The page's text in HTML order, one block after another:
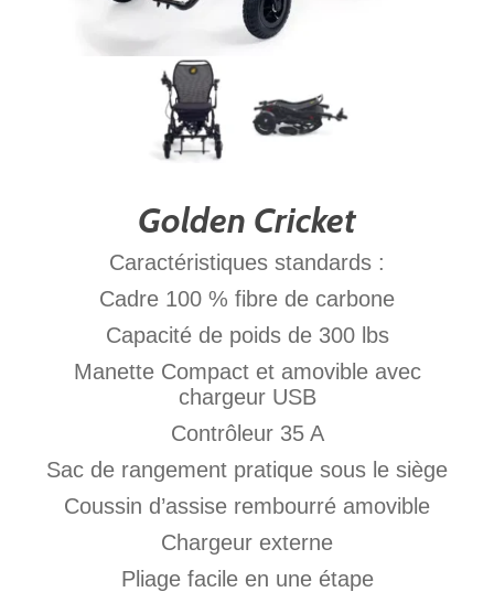
Golden Cricket
Caractéristiques standards :
Cadre 100 % fibre de carbone
Capacité de poids de 300 lbs
Manette Compact et amovible avec
chargeur USB
Contrôleur 35 A
Sac de rangement pratique sous le siège
Coussin d’assise rembourré amovible
Chargeur externe
Pliage facile en une étape